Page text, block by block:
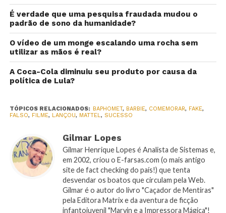
É verdade que uma pesquisa fraudada mudou o
padrão de sono da humanidade?
O vídeo de um monge escalando uma rocha sem
utilizar as mãos é real?
A Coca-Cola diminuiu seu produto por causa da
política de Lula?
TÓPICOS RELACIONADOS: BAPHOMET, BARBIE, COMEMORAR, FAKE,
FALSO, FILME, LANÇOU, MATTEL, SUCESSO
Gilmar Lopes
Gilmar Henrique Lopes é Analista de Sistemas e,
em 2002, criou o E-farsas.com (o mais antigo
site de fact checking do país!) que tenta
desvendar os boatos que circulam pela Web.
Gilmar é o autor do livro "Caçador de Mentiras"
pela Editora Matrix e da aventura de ficção
infantojuvenil "Marvin e a Impressora Mágica"!